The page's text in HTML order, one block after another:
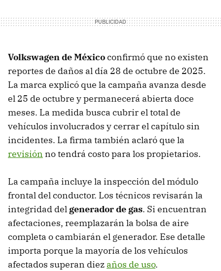
Volkswagen de Méxicoconfirmó que no existen
reportes de daños al día 28 de octubre de 2025.
La marca explicó que la campaña avanza desde
el 25 de octubre y permanecerá abierta doce
meses. La medida busca cubrir el total de
vehículos involucrados y cerrar el capítulo sin
incidentes. La firma también aclaró que la
revisión no tendrá costo para los propietarios.
La campaña incluye la inspección del módulo
frontal del conductor. Los técnicos revisarán la
integridad del generador de gas. Si encuentran
afectaciones, reemplazarán la bolsa de aire
completa o cambiarán el generador. Ese detalle
importa porque la mayoría de los vehículos
afectados superan diez años de uso.